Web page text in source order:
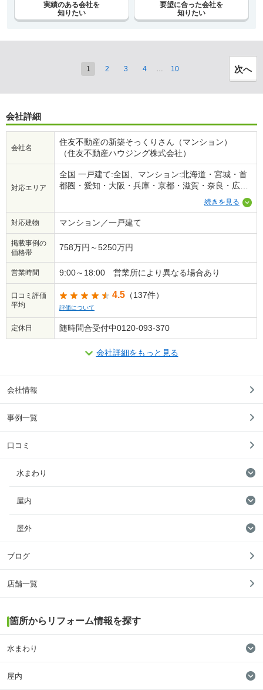
実績のある会社を
知りたい
要望に合った会社を
知りたい
1 2 3 4 … 10 次へ
会社詳細
会社名
住友不動産の新築そっくりさん（マンション）
（住友不動産ハウジング株式会社）
対応エリア
全国 一戸建て:全国、マンション:北海道・宮城・首
都圏・愛知・大阪・兵庫・京都・滋賀・奈良・広
続きを見る
対応建物 マンション／一戸建て
掲載事例の
価格帯
758万円～5250万円
営業時間 9:00～18:00 営業所により異なる場合あり
口コミ評価
平均
4.5 （137件）
評価について
定休日 随時問合受付中0120-093-370
会社詳細をもっと見る
会社情報
事例一覧
口コミ
水まわり
屋内
屋外
ブログ
店舗一覧
箇所からリフォーム情報を探す
水まわり
屋内